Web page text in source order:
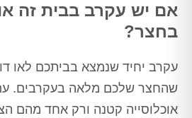
אם יש עקרב בבית זה
בחצר?
עקרב יחיד שנמצא בביתכם לאו
שהחצר שלכם מלאה בעקרבים.
אוכלוסייה קטנה ורק אחד מהם